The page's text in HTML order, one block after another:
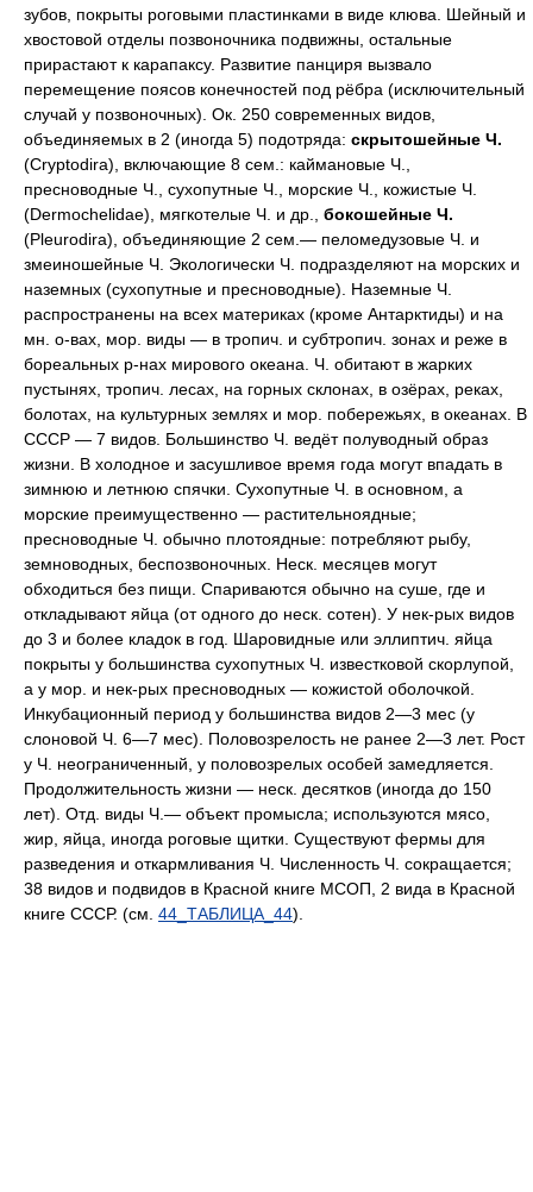
зубов, покрыты роговыми пластинками в виде клюва. Шейный и
хвостовой отделы позвоночника подвижны, остальные
прирастают к карапаксу. Развитие панциря вызвало
перемещение поясов конечностей под рёбра (исключительный
случай у позвоночных). Ок. 250 современных видов,
объединяемых в 2 (иногда 5) подотряда: скрытошейные Ч.
(Cryptodira), включающие 8 сем.: каймановые Ч.,
пресноводные Ч., сухопутные Ч., морские Ч., кожистые Ч.
(Dermochelidae), мягкотелые Ч. и др., бокошейные Ч.
(Pleurodira), объединяющие 2 сем.— пеломедузовые Ч. и
змеиношейные Ч. Экологически Ч. подразделяют на морских и
наземных (сухопутные и пресноводные). Наземные Ч.
распространены на всех материках (кроме Антарктиды) и на
мн. о-вах, мор. виды — в тропич. и субтропич. зонах и реже в
бореальных р-нах мирового океана. Ч. обитают в жарких
пустынях, тропич. лесах, на горных склонах, в озёрах, реках,
болотах, на культурных землях и мор. побережьях, в океанах. В
СССР — 7 видов. Большинство Ч. ведёт полуводный образ
жизни. В холодное и засушливое время года могут впадать в
зимнюю и летнюю спячки. Сухопутные Ч. в основном, а
морские преимущественно — растительноядные;
пресноводные Ч. обычно плотоядные: потребляют рыбу,
земноводных, беспозвоночных. Неск. месяцев могут
обходиться без пищи. Спариваются обычно на суше, где и
откладывают яйца (от одного до неск. сотен). У нек-рых видов
до 3 и более кладок в год. Шаровидные или эллиптич. яйца
покрыты у большинства сухопутных Ч. известковой скорлупой,
а у мор. и нек-рых пресноводных — кожистой оболочкой.
Инкубационный период у большинства видов 2—3 мес (у
слоновой Ч. 6—7 мес). Половозрелость не ранее 2—3 лет. Рост
у Ч. неограниченный, у половозрелых особей замедляется.
Продолжительность жизни — неск. десятков (иногда до 150
лет). Отд. виды Ч.— объект промысла; используются мясо,
жир, яйца, иногда роговые щитки. Существуют фермы для
разведения и откармливания Ч. Численность Ч. сокращается;
38 видов и подвидов в Красной книге МСОП, 2 вида в Красной
книге СССР. (см. 44_ТАБЛИЦА_44).